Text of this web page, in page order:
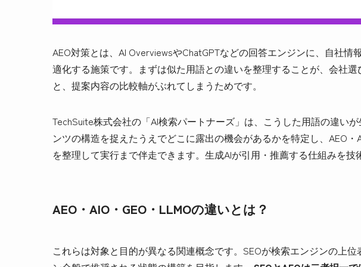
AEO対策とは、AI OverviewsやChatGPTなどの回答エンジンに、自社
適化する施策です。まずは似た用語との違いを整理することが、会社
と、提案内容の比較軸がぶれてしまうためです。
TechSuite株式会社の「AI検索パートナーズ」は、こうした用語の違い
ンツの構造を捉えたうえでどこに露出の機会があるかを特定し、AEO
を整理して実行まで伴走できます。生成AIが引用・推薦する仕組みを技
AEO・AIO・GEO・LLMOの違いとは？
これらは対象と目的が異なる関連概念です。SEOが検索エンジンの上